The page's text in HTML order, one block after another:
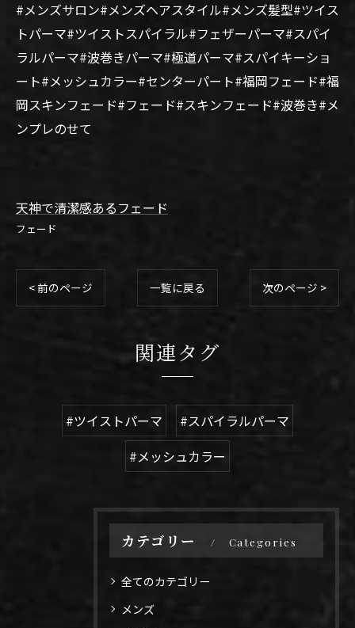
#メンズサロン#メンズヘアスタイル#メンズ髪型#ツイス
トパーマ#ツイストスパイラル#フェザーパーマ#スパイ
ラルパーマ#波巻きパーマ#極道パーマ#スパイキーショ
ート#メッシュカラー#センターパート#福岡フェード#福
岡スキンフェード#フェード#スキンフェード#波巻き#メ
ンプレのせて
天神で清潔感あるフェード
フェード
< 前のページ 一覧に戻る 次のページ >
関連タグ
#ツイストパーマ
#スパイラルパーマ
#メッシュカラー
カテゴリー Categories
全てのカテゴリー
メンズ